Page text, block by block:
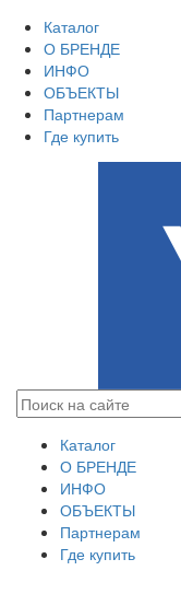
Каталог
О БРЕНДЕ
ИНФО
ОБЪЕКТЫ
Партнерам
Где купить
Каталог
О БРЕНДЕ
ИНФО
ОБЪЕКТЫ
Партнерам
Где купить